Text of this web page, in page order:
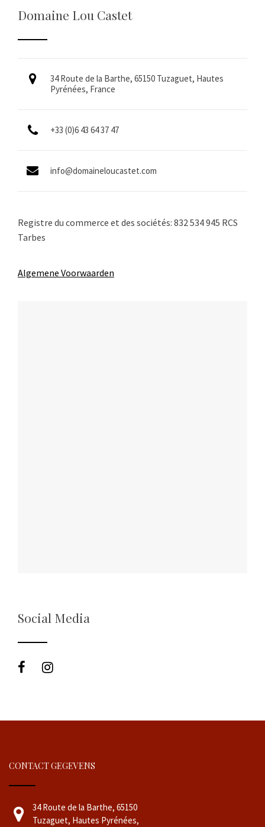
Domaine Lou Castet
34 Route de la Barthe, 65150 Tuzaguet, Hautes
Pyrénées, France
+33 (0)6 43 64 37 47
info@domaineloucastet.com
Registre du commerce et des sociétés: 832 534 945 RCS
Tarbes
Algemene Voorwaarden
Social Media
CONTACT GEGEVENS
34 Route de la Barthe, 65150
Tuzaguet, Hautes Pyrénées,